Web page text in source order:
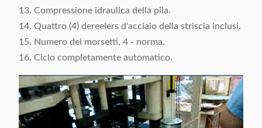
13. Compressione idraulica della pila.
14. Quattro (4) dereelers d'acciaio della striscia inclusi.
15. Numero dei morsetti, 4 - norma.
16. Ciclo completamente automatico.